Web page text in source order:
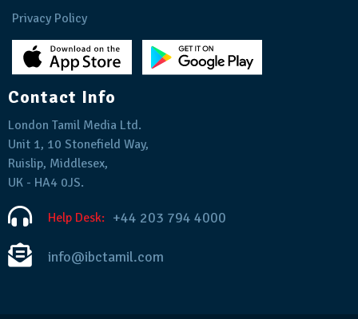
Privacy Policy
Contact Info
London Tamil Media Ltd.
Unit 1, 10 Stonefield Way,
Ruislip, Middlesex,
UK - HA4 0JS.
Help Desk: +44 203 794 4000
info@ibctamil.com